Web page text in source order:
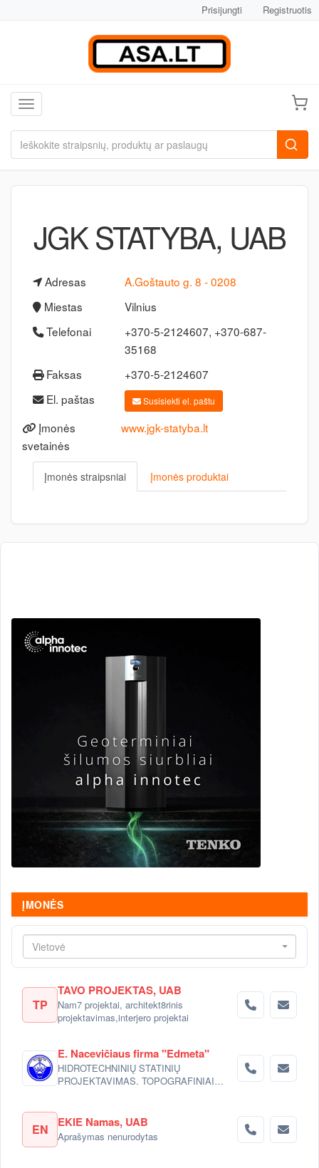
Prisijungti Registruotis
Toggle navigation
JGK STATYBA, UAB
Adresas
A.Goštauto g. 8 - 0208
Miestas
Vilnius
Telefonai
+370-5-2124607, +370-687-
35168
Faksas
+370-5-2124607
El. paštas
Susisiekti el. paštu
Įmonės
svetainės
www.jgk-statyba.lt
Įmonės straipsniai Įmonės produktai
ĮMONĖS
Vietovė
TP
TAVO PROJEKTAS, UAB
Nam7 projektai, architekt8rinis
projektavimas,interjero projektai
E. Nacevičiaus firma "Edmeta"
HIDROTECHNINIŲ STATINIŲ
PROJEKTAVIMAS. TOPOGRAFINIAI
EN EKIE Namas, UAB
Aprašymas nenurodytas